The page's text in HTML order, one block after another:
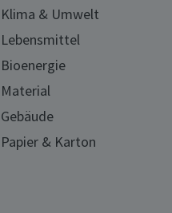
Klima & Umwelt
Lebensmittel
Bioenergie
Material
Gebäude
Papier & Karton